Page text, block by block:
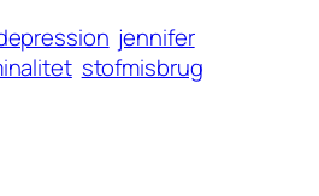
jennifer
stofmisbrug